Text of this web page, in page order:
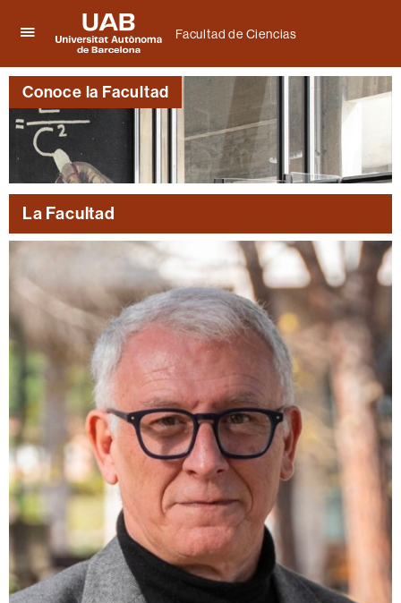
aquí
para
desplegar
el
menú
de
Facultad
de
Ciencias
Universitat
Autònoma
de
Barcelona
Facultad de Ciencias
Conoce la Facultad
La Facultad